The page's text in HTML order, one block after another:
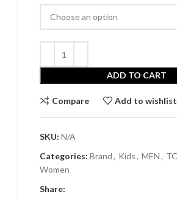
ADD TO CART
Compare Add to wishlist
SKU: N/A
Categories: Brand, Kids, MEN,
Women
Share: